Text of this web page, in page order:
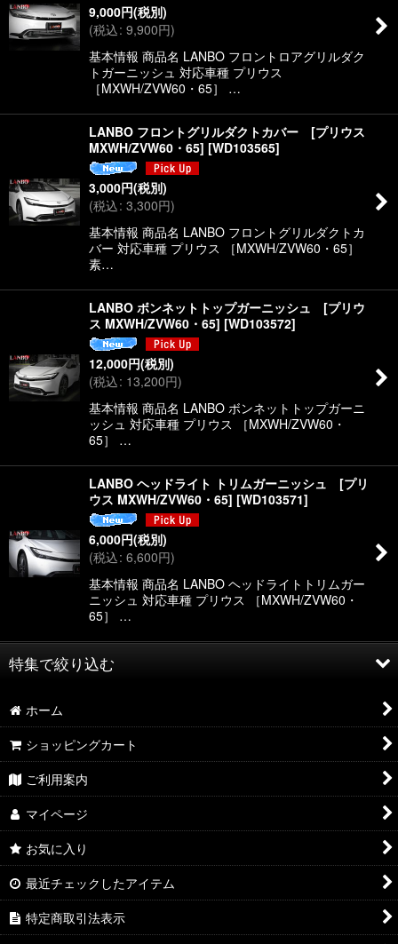
9,000円(税別)
(税込: 9,900円)
基本情報 商品名 LANBO フロントロアグリルダク
トガーニッシュ 対応車種 プリウス
［MXWH/ZVW60・65］ …
LANBO フロントグリルダクトカバー [プリウス
MXWH/ZVW60・65] [WD103565]
3,000円(税別)
(税込: 3,300円)
基本情報 商品名 LANBO フロントグリルダクトカ
バー 対応車種 プリウス ［MXWH/ZVW60・65］
素…
LANBO ボンネットトップガーニッシュ [プリウ
ス MXWH/ZVW60・65] [WD103572]
12,000円(税別)
(税込: 13,200円)
基本情報 商品名 LANBO ボンネットトップガーニ
ッシュ 対応車種 プリウス ［MXWH/ZVW60・
65］ …
LANBO ヘッドライト トリムガーニッシュ [プリ
ウス MXWH/ZVW60・65] [WD103571]
6,000円(税別)
(税込: 6,600円)
基本情報 商品名 LANBO ヘッドライトトリムガー
ニッシュ 対応車種 プリウス ［MXWH/ZVW60・
65］ …
特集で絞り込む
アルファード／ヴェルファイア 40系
ハリアー 80系
ハリアー60系
ハイエース 200系
プリウス 60系
プリウス 50系
ホーム
ショッピングカート
ご利用案内
マイページ
お気に入り
最近チェックしたアイテム
特定商取引法表示